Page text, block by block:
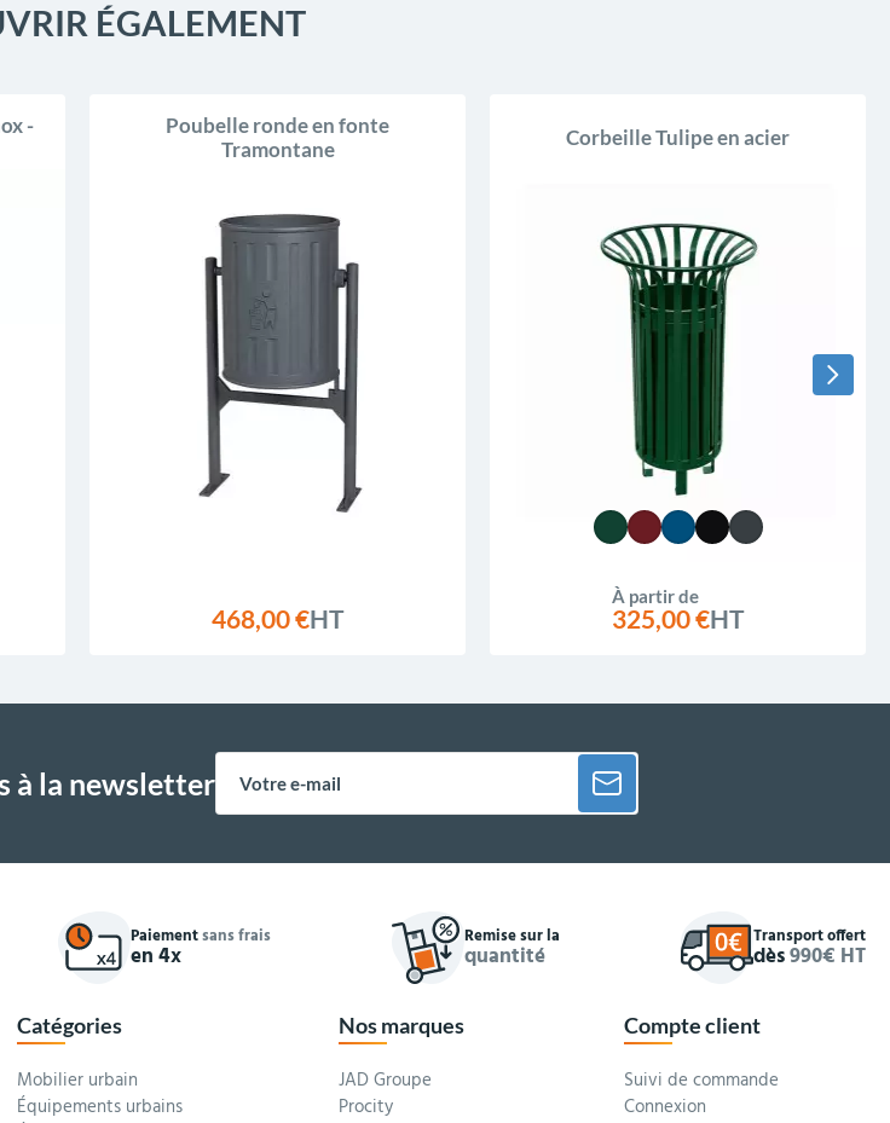
ÉGALEMENT
-
Poubelle ronde en fonte
Tramontane
468,00 €HT
Corbeille Tulipe en acier
À partir de
325,00 €HT
à la newsletter
Paiementsans frais
en 4x
Remise sur la
quantité
Transport offert
dès990€ HT
Catégories
Mobilier urbain
Équipements urbains
Nos marques
JAD Groupe
Procity
Compte client
Suivi de commande
Connexion